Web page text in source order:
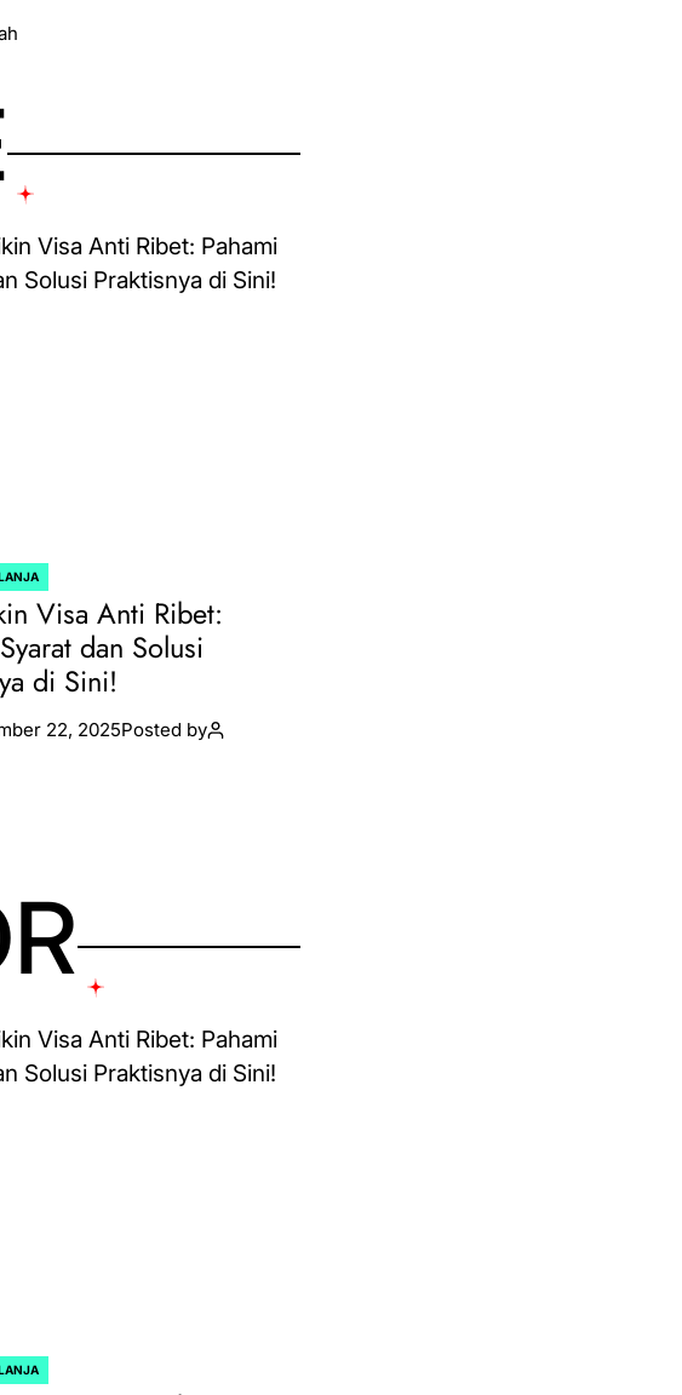
Visa Anti Ribet:
dan Solusi
di Sini!
22, 2025Posted by